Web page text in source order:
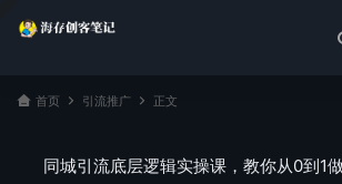
首页 引流推广 正文
同城引流底层逻辑实操课，教你从0到1